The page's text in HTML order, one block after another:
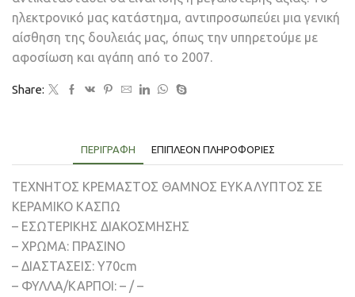
ηλεκτρονικό μας κατάστημα, αντιπροσωπεύει μια γενική
αίσθηση της δουλειάς μας, όπως την υπηρετούμε με
αφοσίωση και αγάπη από το 2007.
Share:
ΠΕΡΙΓΡΑΦΉ ΕΠΙΠΛΈΟΝ ΠΛΗΡΟΦΟΡΊΕΣ
ΤΕΧΝΗΤΟΣ ΚΡΕΜΑΣΤΟΣ ΘΑΜΝΟΣ ΕΥΚΑΛΥΠΤΟΣ ΣΕ
ΚΕΡΑΜΙΚΟ ΚΑΣΠΩ
– ΕΣΩΤΕΡΙΚΗΣ ΔΙΑΚΟΣΜΗΣΗΣ
– ΧΡΩΜΑ: ΠΡΑΣΙΝΟ
– ΔΙΑΣΤΑΣΕΙΣ: Υ70cm
– ΦΥΛΛΑ/ΚΑΡΠΟΙ: – / –